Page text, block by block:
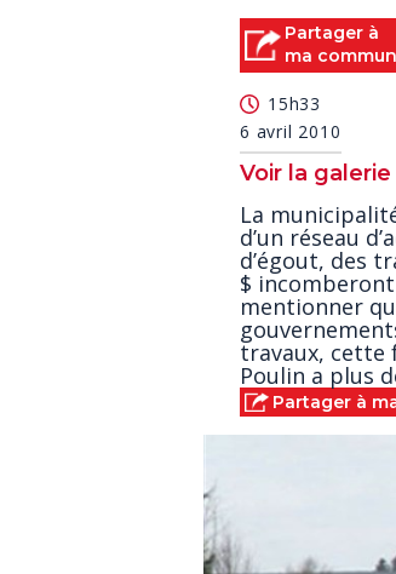
90%
Partager à
ma
15h33
6 avril 2010
Voir la
La
d’un réseau
d’égout, des
$
mentionner
travaux, cette
Poulin a plus
Partager à